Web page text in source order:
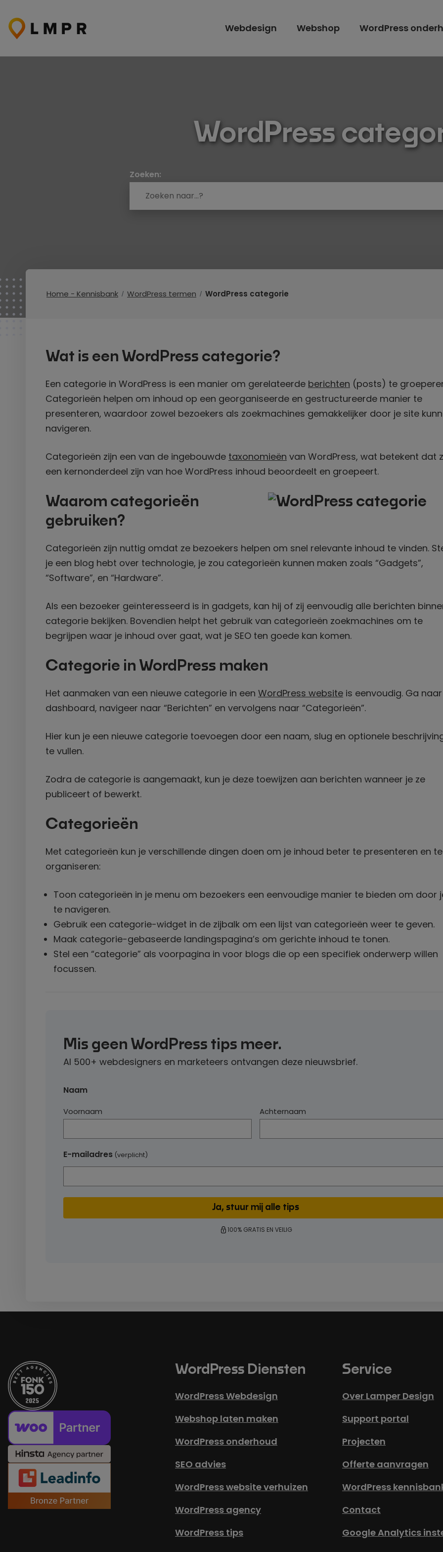
naar
de
Webdesign Webshop WordPress
WordPress
Zoeken:
Home - Kennisbank WordPress termen WordPress categorie
Wat is een WordPress categorie?
Een categorie in WordPress is een manier om gerelateerde berichten (posts) te
Categorieën helpen om inhoud op een georganiseerde en gestructureerde manier te
presenteren, waardoor zowel bezoekers als zoekmachines gemakkelijker door je site
navigeren.
Categorieën zijn een van de ingebouwde taxonomieën van WordPress, wat betekent dat
een kernonderdeel zijn van hoe WordPress inhoud beoordeelt en groepeert.
Waarom categorieën
gebruiken?
Categorieën zijn nuttig omdat ze bezoekers helpen om snel relevante inhoud te vinden.
je een blog hebt over technologie, je zou categorieën kunnen maken zoals “Gadgets”,
“Software”, en “Hardware”.
Als een bezoeker geïnteresseerd is in gadgets, kan hij of zij eenvoudig alle berichten
categorie bekijken. Bovendien helpt het gebruik van categorieën zoekmachines om te
begrijpen waar je inhoud over gaat, wat je SEO ten goede kan komen.
Categorie in WordPress maken
Het aanmaken van een nieuwe categorie in een WordPress website is eenvoudig. Ga
dashboard, navigeer naar “Berichten” en vervolgens naar “Categorieën”.
Hier kun je een nieuwe categorie toevoegen door een naam, slug en optionele
te vullen.
Zodra de categorie is aangemaakt, kun je deze toewijzen aan berichten wanneer je ze
publiceert of bewerkt.
Categorieën
Met categorieën kun je verschillende dingen doen om je inhoud beter te presenteren en te
organiseren:
Toon categorieën in je menu om bezoekers een eenvoudige manier te bieden om door
te navigeren.
Gebruik een categorie-widget in de zijbalk om een lijst van categorieën weer te geven.
Maak categorie-gebaseerde landingspagina’s om gerichte inhoud te tonen.
Stel een “categorie” als voorpagina in voor blogs die op een specifiek onderwerp willen
focussen.
Mis geen WordPress tips meer.
Al 500+ webdesigners en marketeers ontvangen deze nieuwsbrief.
Naam
Voornaam Achternaam
E-mailadres (verplicht)
100% GRATIS EN VEILIG
WordPress Diensten
WordPress Webdesign
Webshop laten maken
WordPress onderhoud
SEO advies
WordPress website verhuizen
WordPress agency
WordPress tips
Service
Over Lamper Design
Support portal
Projecten
Offerte aanvragen
WordPress
Contact
Google Analytics